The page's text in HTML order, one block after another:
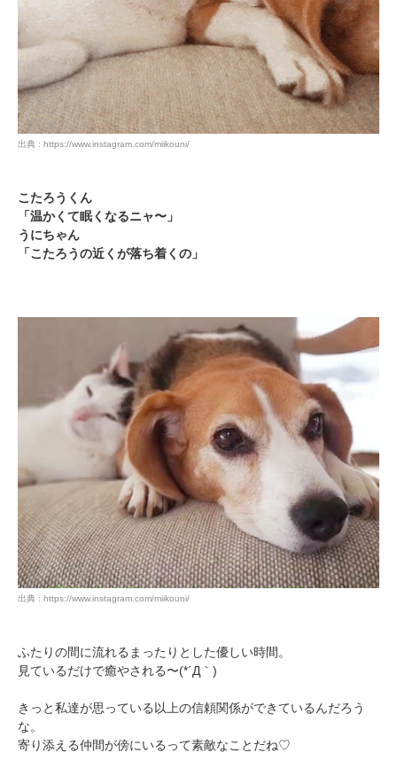
出典 : https://www.instagram.com/miikouni/
こたろうくん
「温かくて眠くなるニャ〜」
うにちゃん
「こたろうの近くが落ち着くの」
出典 : https://www.instagram.com/miikouni/
ふたりの間に流れるまったりとした優しい時間。
見ているだけで癒やされる〜(*´Д｀)
きっと私達が思っている以上の信頼関係ができているんだろう
な。
寄り添える仲間が傍にいるって素敵なことだね♡
pecodogs
pecocats
PECOアプリをダウンロード済みの方
アプリで開く